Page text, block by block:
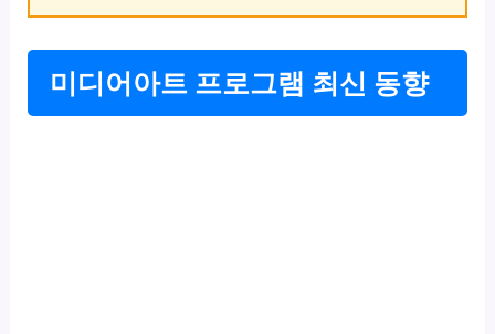
미디어아트 프로그램 최신 동향